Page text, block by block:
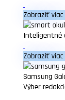
Zobraziť viac
Inteligentné
Zobraziť viac
Samsung
Výber